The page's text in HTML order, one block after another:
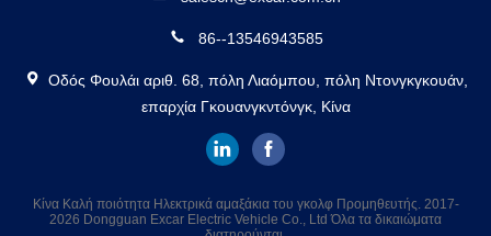
86--13546943585
Οδός Φουλάι αριθ. 68, πόλη Λιαόμπου, πόλη Ντονγκγκουάν,
επαρχία Γκουανγκντόνγκ, Κίνα
Κίνα Καλή ποιότητα Ηλεκτρικά αμαξάκια του γκολφ Προμηθευτής. 2017-
2026 Dongguan Excar Electric Vehicle Co., Ltd Όλα τα δικαιώματα